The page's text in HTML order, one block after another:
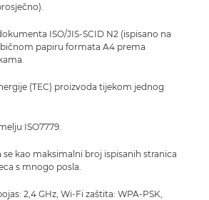
ISO/JIS-SCID N2 (ispisano na
papiru formata A4 prema
(TEC) proizvoda tijekom jednog
ISO7779.
se kao maksimalni broj ispisanih stranica
s mnogo posla.
2,4 GHz, Wi-Fi zaštita: WPA-PSK,